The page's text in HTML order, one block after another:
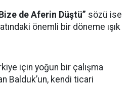
de Aferin Düştü” sözü ise
önemli bir döneme ışık
için yoğun bir çalışma
Balduk’un, kendi ticari